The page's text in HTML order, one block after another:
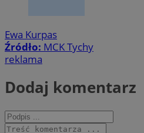
Ewa Kurpas
Źródło: MCK Tychy
reklama
Dodaj komentarz